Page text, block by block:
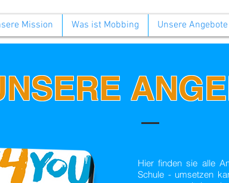
Mission Was ist Mobbing Unsere Angebote
Hier finden sie alle
Schule - umsetzen